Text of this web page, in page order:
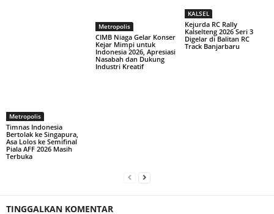
Metropolis
Timnas Indonesia
Bertolak ke Singapura,
Asa Lolos ke Semifinal
Piala AFF 2026 Masih
Terbuka
Metropolis
CIMB Niaga Gelar Konser
Kejar Mimpi untuk
Indonesia 2026, Apresiasi
Nasabah dan Dukung
Industri Kreatif
KALSEL
Kejurda RC Rally
Kalselteng 2026 Seri 3
Digelar di Balitan RC
Track Banjarbaru
TINGGALKAN KOMENTAR